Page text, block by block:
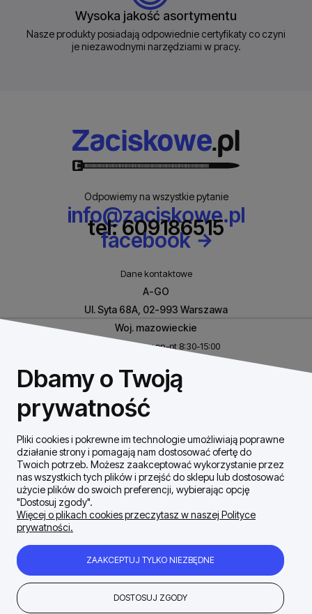
Wysoka jakość asortymentu
Nasze produkty posiadają odpowiednie certyfikaty co czyni
je niezawodnymi narzędziami w pracy.
Odpowiemy na wszystkie pytanie
info@zaciskowe.pl
tel: 609186515
facebook
Dane kontaktowe
A-GO
Ul. Syta 68A, 02-993 Warszawa
Woj. mazowieckie
Biuro czynne w pn-pt 8:30-15:00
REGON: 146926170
Szybki Kontakt
Dostawa / płatności
Zakupy Regulamin
Firma
Dbamy o Twoją
prywatność
Pliki cookies i pokrewne im technologie umożliwiają poprawne
działanie strony i pomagają nam dostosować ofertę do
Twoich potrzeb. Możesz zaakceptować wykorzystanie przez
nas wszystkich tych plików i przejść do sklepu lub dostosować
użycie plików do swoich preferencji, wybierając opcję
"Dostosuj zgody".
Więcej o plikach cookies przeczytasz w naszej Polityce
prywatności.
ZAAKCEPTUJ TYLKO NIEZBĘDNE
DOSTOSUJ ZGODY